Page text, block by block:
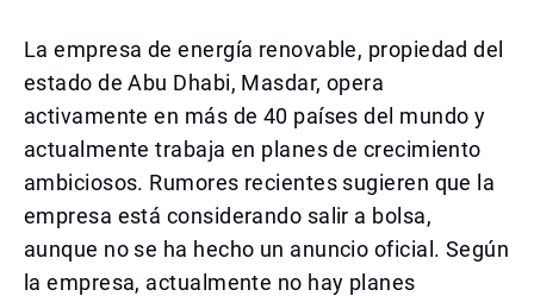
La empresa de energía renovable, propiedad del
estado de Abu Dhabi, Masdar, opera
activamente en más de 40 países del mundo y
actualmente trabaja en planes de crecimiento
ambiciosos. Rumores recientes sugieren que la
empresa está considerando salir a bolsa,
aunque no se ha hecho un anuncio oficial. Según
la empresa, actualmente no hay planes